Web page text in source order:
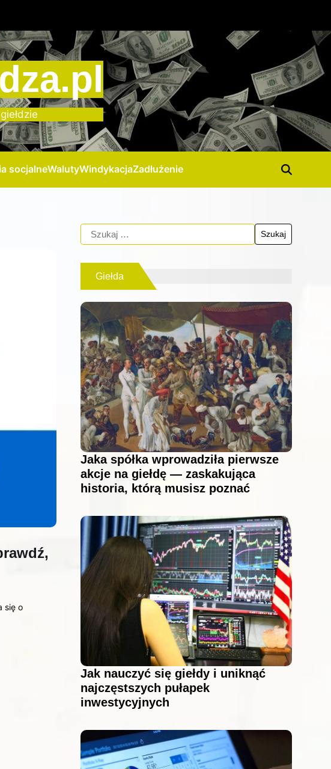
socjalneWalutyWindykacjaZadłużenie
się o
Giełda
Jaka spółka wprowadziła pierwsze
akcje na giełdę — zaskakująca
historia, którą musisz poznać
Jak nauczyć się giełdy i uniknąć
najczęstszych pułapek
inwestycyjnych